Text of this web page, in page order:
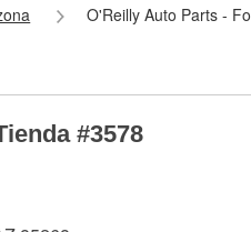
O'Reilly Auto Parts -
#3578